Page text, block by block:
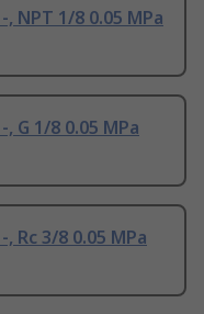
NPT 1/8 0.05 MPa
G 1/8 0.05 MPa
Rc 3/8 0.05 MPa